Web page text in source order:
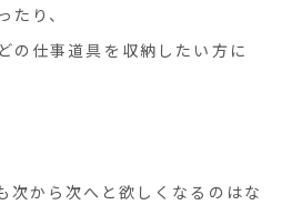
り、
の仕事道具を収納したい方に
次から次へと欲しくなるのはな